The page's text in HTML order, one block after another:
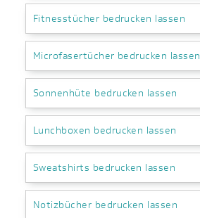
Fitnesstücher bedrucken lassen
Microfasertücher bedrucken lassen
Sonnenhüte bedrucken lassen
Lunchboxen bedrucken lassen
Sweatshirts bedrucken lassen
Notizbücher bedrucken lassen